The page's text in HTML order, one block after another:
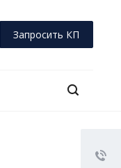
Запросить КП